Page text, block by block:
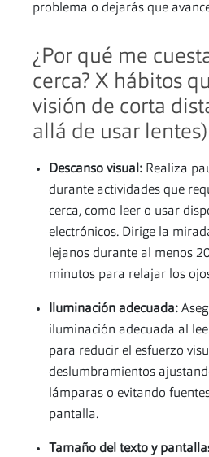
problema o dejarás que
¿Por qué me
cerca? X hábitos
visión de corta
allá de usar lentes)
Descanso visual: Realiza
durante actividades que
cerca, como leer o usar
electrónicos. Dirige la
lejanos durante al menos
minutos para relajar los
Iluminación adecuada:
iluminación adecuada al
para reducir el esfuerzo
deslumbramientos
lámparas o evitando
pantalla.
Tamaño del texto y